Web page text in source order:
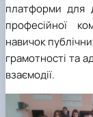
платформи для
професійної
навичок
грамотності та
взаємодії.